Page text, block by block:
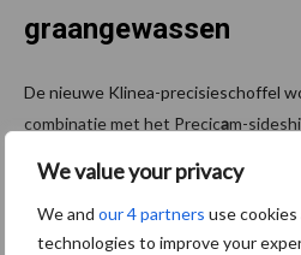
We value your privacy
We and our 4 partners use
technologies to improve your
graangewassen
De nieuwe Klinea-precisieschoffel
combinatie met het Precicam-
camerabesturingssysteem voor nog
De Klinea past perfect in de